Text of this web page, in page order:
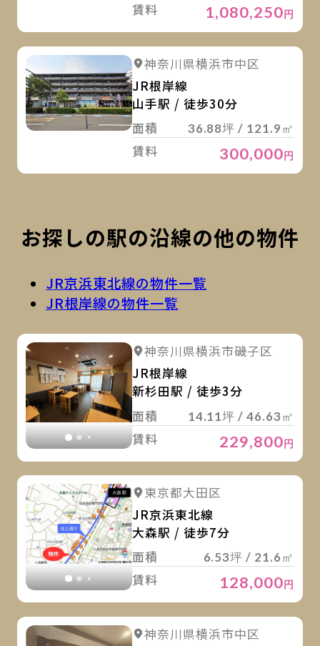
賃料 1,080,250円
詳細を見る
神奈川県横浜市中区
JR根岸線
山手駅 / 徒歩30分
面積
36.88坪 / 121.9㎡
賃料 300,000円
お探しの駅の沿線の他の物件
JR京浜東北線の物件一覧
JR根岸線の物件一覧
詳細を見る 詳細を見る
神奈川県横浜市磯子区
JR根岸線
新杉田駅 / 徒歩3分
面積
14.11坪 / 46.63㎡
賃料 229,800円
詳細を見る
東京都大田区
JR京浜東北線
大森駅 / 徒歩7分
面積
6.53坪 / 21.6㎡
賃料 128,000円
詳細を見る 詳細を見る
神奈川県横浜市中区